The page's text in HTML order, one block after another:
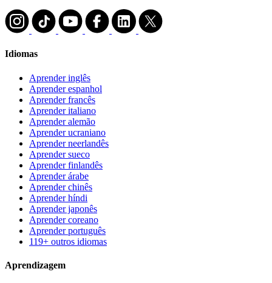
Idiomas
Aprender inglês
Aprender espanhol
Aprender francês
Aprender italiano
Aprender alemão
Aprender ucraniano
Aprender neerlandês
Aprender sueco
Aprender finlandês
Aprender árabe
Aprender chinês
Aprender híndi
Aprender japonês
Aprender coreano
Aprender português
119+ outros idiomas
Aprendizagem